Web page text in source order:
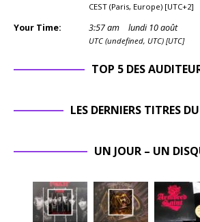
CEST (Paris, Europe) [UTC+2]
Your Time: 3:57am lundi 10 août
UTC (undefined, UTC) [UTC]
TOP 5 DES
LES DERNIERS TITRES
UN JOUR – UN